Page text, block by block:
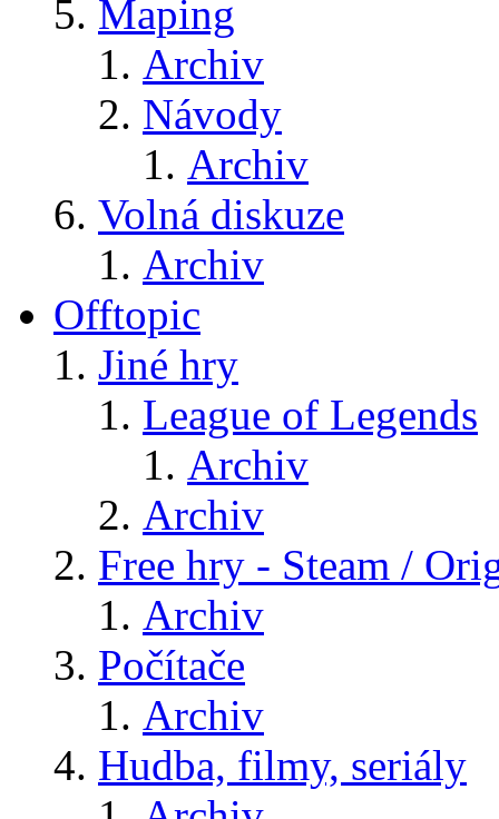
Maping
Archiv
Návody
Archiv
Volná diskuze
Archiv
Offtopic
Jiné hry
League of Legends
Archiv
Archiv
Free hry - Steam /
Archiv
Počítače
Archiv
Hudba, filmy, seriály